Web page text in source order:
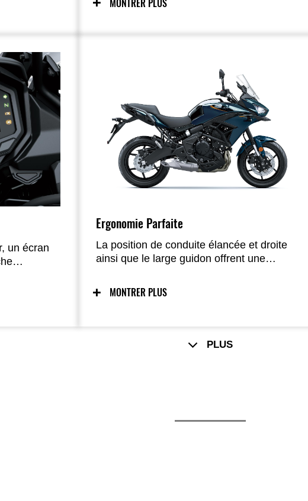
régime,
; l’ajout
KTRC
4,3 pouces avec connectivité smartphone
MONTRER PLUS
un écran
encore ;
Ergonomie Parfaite
La position de conduite élancée et droite
ainsi que le large guidon offrent une
excellent contrôle.
MONTRER PLUS
PLUS